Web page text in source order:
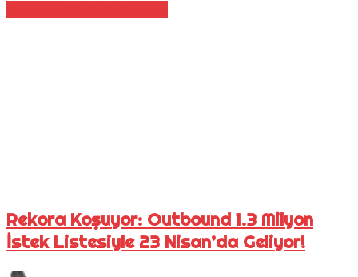
Rekora Koşuyor: Outbound 1.3 Milyon
İstek Listesiyle 23 Nisan’da Geliyor!